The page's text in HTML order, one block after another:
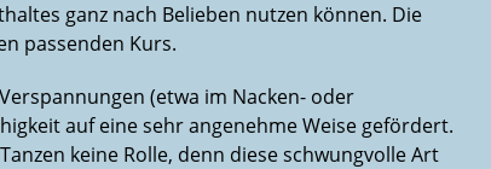
ganz nach Belieben nutzen können. Die
passenden Kurs.
(etwa im Nacken- oder
auf eine sehr angenehme Weise gefördert.
keine Rolle, denn diese schwungvolle Art